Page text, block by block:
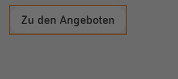
Zu den Angeboten